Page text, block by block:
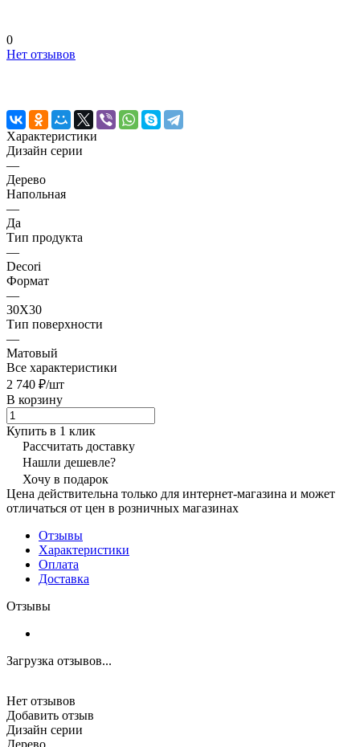
0
Нет отзывов
Характеристики
Дизайн серии
—
Дерево
Напольная
—
Да
Тип продукта
—
Decori
Формат
—
30X30
Тип поверхности
—
Матовый
Все характеристики
2 740 ₽/шт
В корзину
Купить в 1 клик
Рассчитать доставку
Нашли дешевле?
Хочу в подарок
Цена действительна только для интернет-магазина и может
отличаться от цен в розничных магазинах
Отзывы
Характеристики
Оплата
Доставка
Отзывы
Загрузка отзывов...
Нет отзывов
Добавить отзыв
Дизайн серии
Дерево